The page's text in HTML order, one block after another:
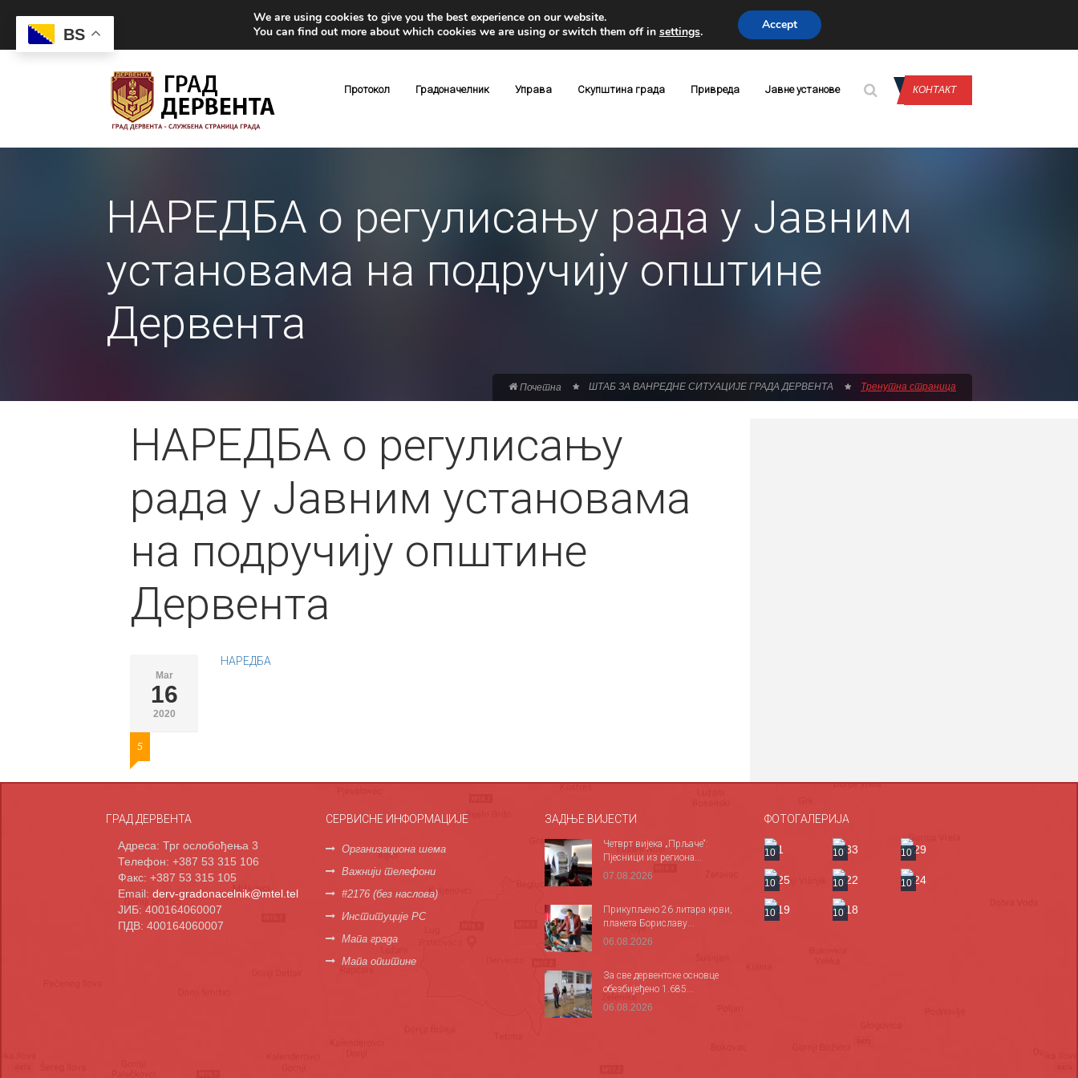
Протокол Градоначелник Управа Скупштина града Привреда Јавне установе КОНТАКТ
НАРЕДБА о регулисању рада у Јавним
установама на подручију општине
Дервента
Почетна ШТАБ ЗА ВАНРЕДНЕ СИТУАЦИЈЕ ГРАДА ДЕРВЕНТА Тренутна страница
НАРЕДБА о регулисању
рада у Јавним установама
на подручију општине
Дервента
Mar
16
2020
5
НАРЕДБА
ГРАД ДЕРВЕНТА
Адреса: Трг ослобођења 3
Телефон: +387 53 315 106
Факс: +387 53 315 105
Email: derv-gradonacelnik@mtel.tel
ЈИБ: 400164060007
ПДВ: 400164060007
СЕРВИСНЕ ИНФОРМАЦИЈЕ
Организациона шема
Важнији телефони
#2176 (без наслова)
Институције РС
Мапа града
Мапа општине
ЗАДЊЕ ВИЈЕСТИ
Четврт вијека „Прљаче“:
Пјесници из региона...
07.08.2026
Прикупљено 26 литара крви,
плакета Бориславу...
06.08.2026
За све дервентске основце
обезбијеђено 1.685...
06.08.2026
ФОТОГАЛЕРИЈА
10 10 10
10 10 10
10 10
BS
We are using cookies to give you the best experience on our website.
You can find out more about which cookies we are using or switch them off in settings. Accept